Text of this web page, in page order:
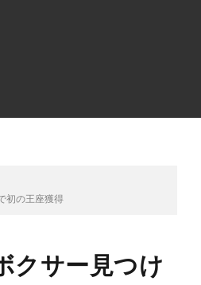
初の王座獲得
クサー見つけ